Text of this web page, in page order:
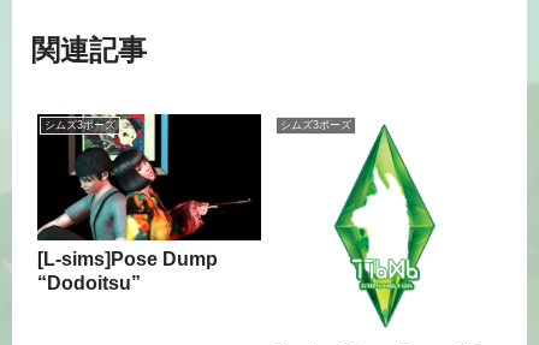
関連記事
シムズ3ポーズ
[L-sims]Pose Dump
“Dodoitsu”
シムズ3ポーズ